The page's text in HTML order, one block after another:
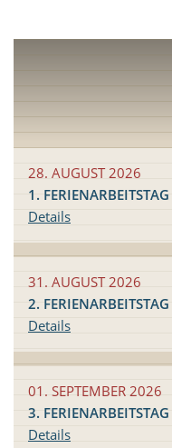
28. AUGUST 2026
1. FERIENARBEITSTAG
Details
31. AUGUST 2026
2. FERIENARBEITSTAG
Details
01. SEPTEMBER 2026
3. FERIENARBEITSTAG
Details